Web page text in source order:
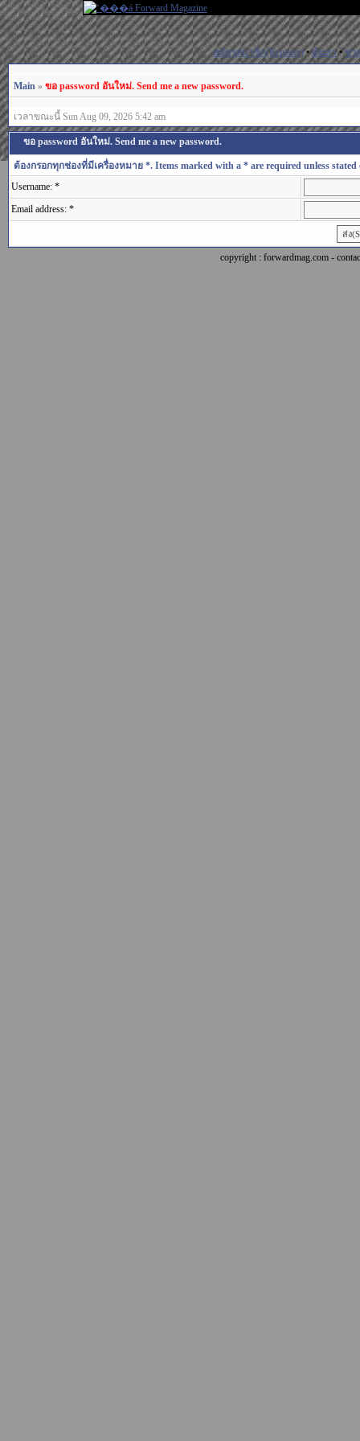
สมัครสมาชิก(Register)•ค้นหา•ช่ว
Main » ขอ password อันใหม่. Send me a new password.
เวลาขณะนี้ Sun Aug 09, 2026 5:42 am
ขอ password อันใหม่. Send me a new password.
ต้องกรอกทุกช่องที่มีเครื่องหมาย *. Items marked with a * are required unless stated
Username: *
Email address: *
copyright : forwardmag.com -